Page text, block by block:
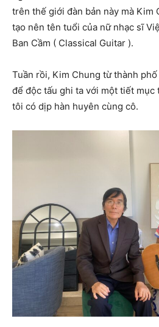
trên thế giới đàn bản này mà Kim
tạo nên tên tuổi của nữ nhạc sĩ
Ban Cầm ( Classical Guitar ).
Tuần rồi, Kim Chung từ thành phố
để độc tấu ghi ta với một tiết mục
tôi có dịp hàn huyên cùng cô.